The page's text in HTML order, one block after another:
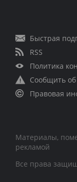
Быстрая
RSS
Политика
Сообщить
Правовая
Материалы,
рекламой
Все права